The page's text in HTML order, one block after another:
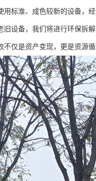
标准、成色较新的设备，
设备，我们将进行环保拆
仅是资产变现，更是资源循